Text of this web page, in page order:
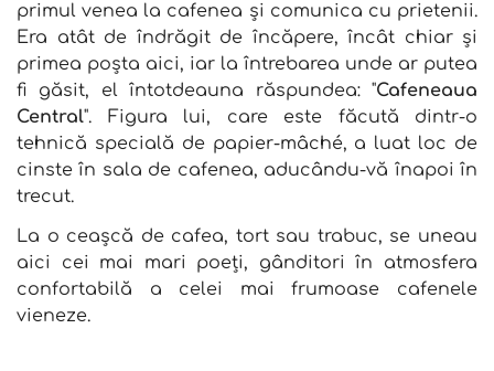
primul venea la cafenea și comunica cu prietenii.
Era atât de îndrăgit de încăpere, încât chiar și
primea poșta aici, iar la întrebarea unde ar putea
fi găsit, el întotdeauna răspundea: "Cafeneaua
Central". Figura lui, care este făcută dintr-o
tehnică specială de papier-mâché, a luat loc de
cinste în sala de cafenea, aducându-vă înapoi în
trecut.
La o ceașcă de cafea, tort sau trabuc, se uneau
aici cei mai mari poeți, gânditori în atmosfera
confortabilă a celei mai frumoase cafenele
vieneze.